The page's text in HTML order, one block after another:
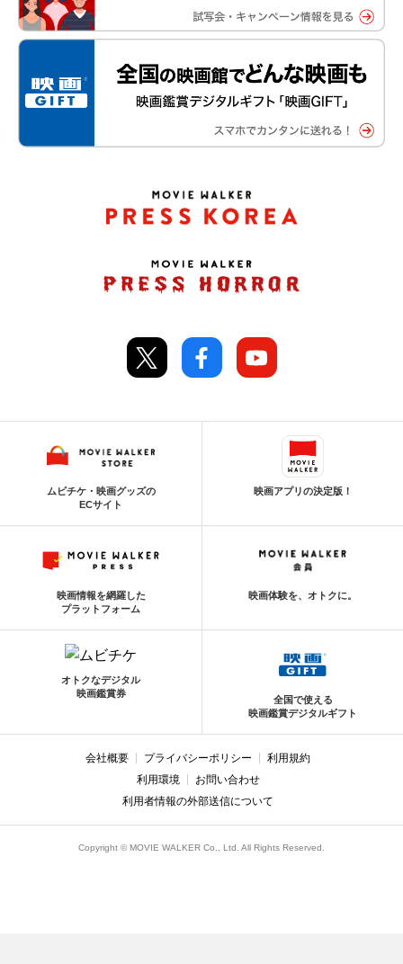
ムビチケ・映画グッズの
ECサイト
映画アプリの決定版！
映画情報を網羅した
プラットフォーム
映画体験を、オトクに。
オトクなデジタル
映画鑑賞券
全国で使える
映画鑑賞デジタルギフト
会社概要 プライバシーポリシー
利用規約
利用環境
お問い合わせ
利用者情報の外部送信について
Copyright © MOVIE WALKER Co., Ltd. All Rights Reserved.